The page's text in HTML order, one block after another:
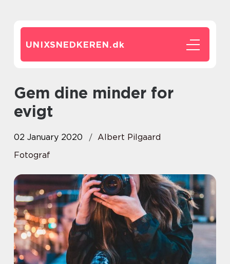
UNIXSNEDKEREN.dk
Gem dine minder for
evigt
02 January 2020
Albert Pilgaard
Fotograf